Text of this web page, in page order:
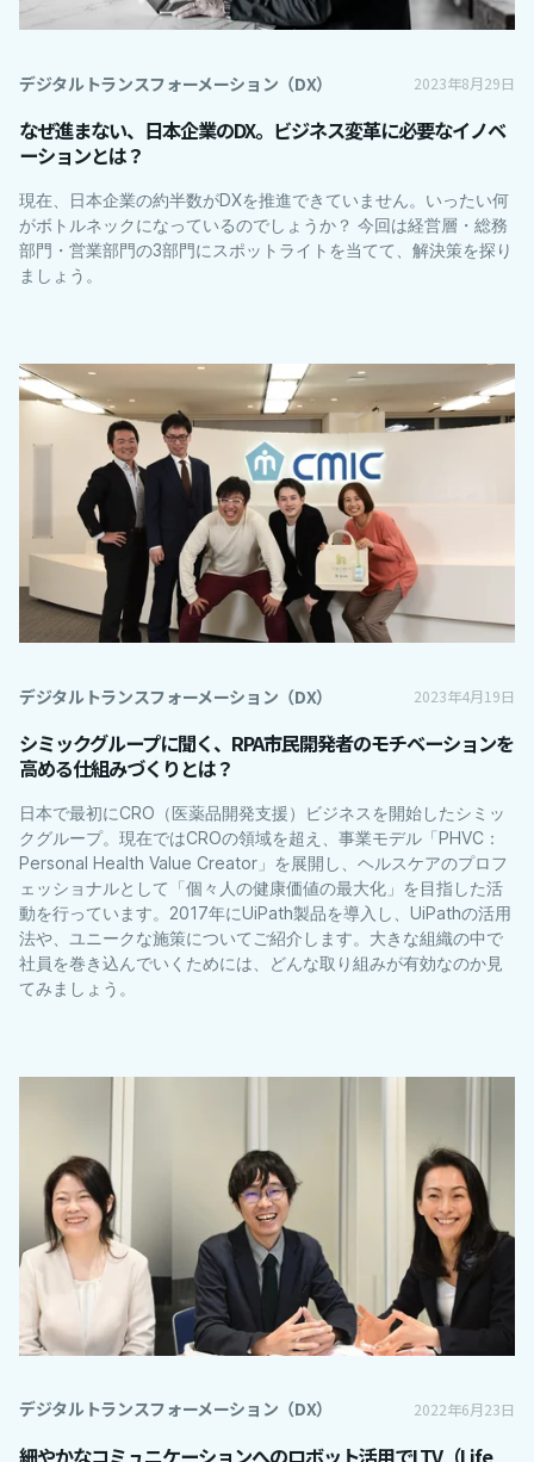
デジタルトランスフォーメーション（DX） 2023年8月29日
なぜ進まない、日本企業のDX。ビジネス変革に必要なイノベ
ーションとは？
現在、日本企業の約半数がDXを推進できていません。いったい何
がボトルネックになっているのでしょうか？ 今回は経営層・総務
部門・営業部門の3部門にスポットライトを当てて、解決策を探り
ましょう。
デジタルトランスフォーメーション（DX） 2023年4月19日
シミックグループに聞く、RPA市民開発者のモチベーションを
高める仕組みづくりとは？
日本で最初にCRO（医薬品開発支援）ビジネスを開始したシミッ
クグループ。現在ではCROの領域を超え、事業モデル「PHVC：
Personal Health Value Creator」を展開し、ヘルスケアのプロフ
ェッショナルとして「個々人の健康価値の最大化」を目指した活
動を行っています。2017年にUiPath製品を導入し、UiPathの活用
法や、ユニークな施策についてご紹介します。大きな組織の中で
社員を巻き込んでいくためには、どんな取り組みが有効なのか見
てみましょう。
デジタルトランスフォーメーション（DX） 2022年6月23日
細やかなコミュニケーションへのロボット活用でLTV（Life